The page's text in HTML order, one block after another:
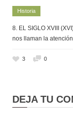
Historia
8. EL SIGLO XVIII
nos llaman la
3 0
DEJA TU